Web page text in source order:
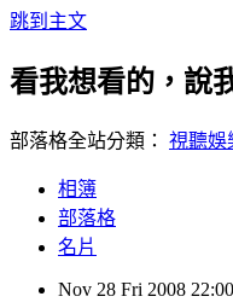
跳到主文
看我想看的，說
部落格全站分類： 視聽娛
相簿
部落格
名片
Nov 28 Fri 2008 22:00